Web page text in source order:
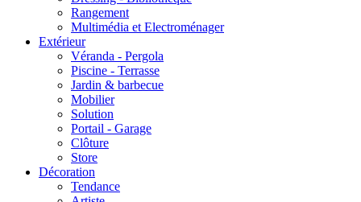
Rangement
Multimédia et Electroménager
Extérieur
Véranda - Pergola
Piscine - Terrasse
Jardin & barbecue
Mobilier
Solution
Portail - Garage
Clôture
Store
Décoration
Tendance